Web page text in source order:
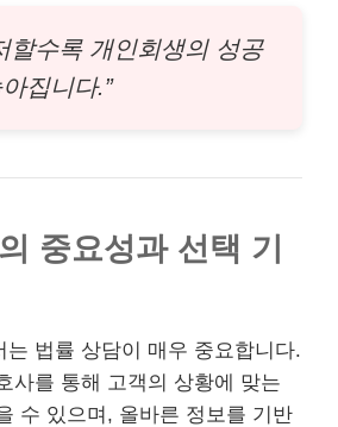
할수록 개인회생의 성공
집니다.”
중요성과 선택 기
는 법률 상담이 매우 중요합니다.
사를 통해 고객의 상황에 맞는
수 있으며, 올바른 정보를 기반